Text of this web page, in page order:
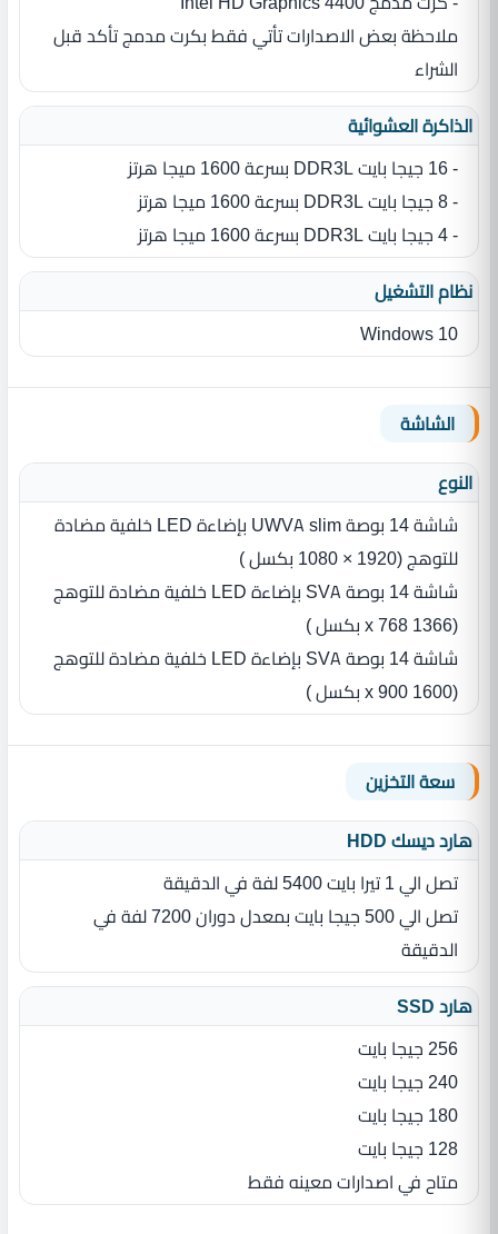
ملاحظة بعض الاصدارات تأتي فقط بكرت مدمج تأكد قبل
الشراء
الذاكرة العشوائية
- 16 جيجا بايت DDR3L بسرعة 1600 ميجا هرتز
- 8 جيجا بايت DDR3L بسرعة 1600 ميجا هرتز
- 4 جيجا بايت DDR3L بسرعة 1600 ميجا هرتز
نظام التشغيل
Windows 10
الشاشة
النوع
شاشة 14‏ بوصة UWVA slim بإضاءة LED‏ خلفية مضادة
للتوهج (1920‏ ‏×‏ 1080 بكسل ‏)
شاشة 14‏ بوصة SVA‏ بإضاءة LED‏ خلفية مضادة للتوهج
(1366 x 768 بكسل ‏)
شاشة 14‏ بوصة SVA‏ بإضاءة LED‏ خلفية مضادة للتوهج
(1600 x 900 بكسل ‏)
سعة التخزين
هارد ديسك HDD
تصل الي 1 تيرا بايت 5400 لفة في الدقيقة
تصل الي 500 جيجا بايت بمعدل دوران 7200 لفة في
الدقيقة
هارد SSD
256 جيجا بايت
240 جيجا بايت
180 جيجا بايت
128 جيجا بايت
متاح في اصدارات معينه فقط